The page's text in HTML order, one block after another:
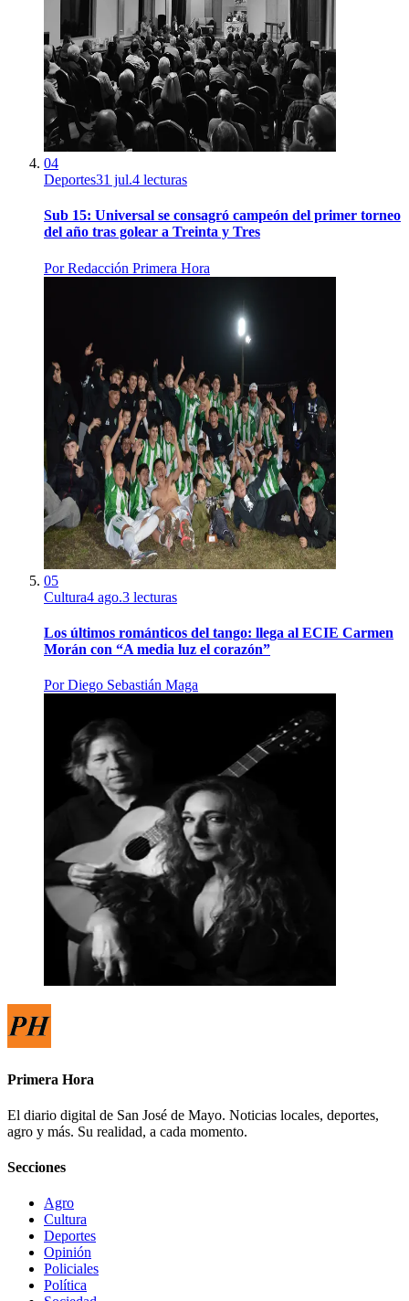
04
Deportes31 jul.4 lecturas
Sub 15: Universal se consagró campeón del primer torneo
del año tras golear a Treinta y Tres
PorRedacción Primera Hora
05
Cultura4 ago.3 lecturas
Los últimos románticos del tango: llega al ECIE Carmen
Morán con “A media luz el corazón”
PorDiego Sebastián Maga
Primera Hora
El diario digital de San José de Mayo. Noticias locales, deportes,
agro y más. Su realidad, a cada momento.
Secciones
Agro
Cultura
Deportes
Opinión
Policiales
Política